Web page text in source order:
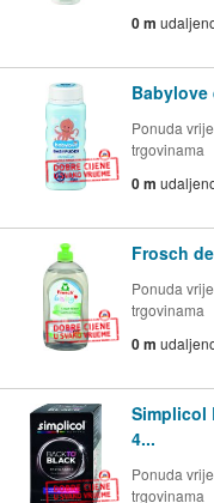
0 m
Ponuda
trgovinama
0 m
Frosch
Ponuda
trgovinama
0 m
Simplicol
4...
Ponuda
trgovinama